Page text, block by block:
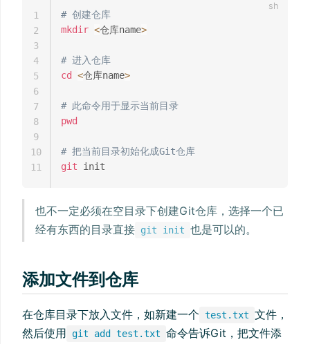
# 创建仓库
mkdir <仓库name>
# 进入仓库
cd
<仓库name>
# 此命令用于显示当前目录
pwd
# 把当前目录初始化成Git仓库
git
1
2
3
4
5
6
7
8
9
10
11
也不一定必须在空目录下创建Git仓库，选择一个已
经有东西的目录直接 git init 也是可以的。
添加文件到仓库
在仓库目录下放入文件，如新建一个 test.txt 文件，
然后使用 git add test.txt 命令告诉Git，把文件添